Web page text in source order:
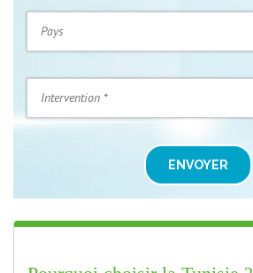
ENVOYER